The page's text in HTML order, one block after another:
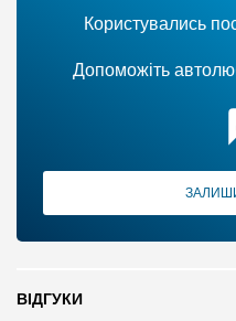
Користувались
Допоможіть
ВІДГУКИ